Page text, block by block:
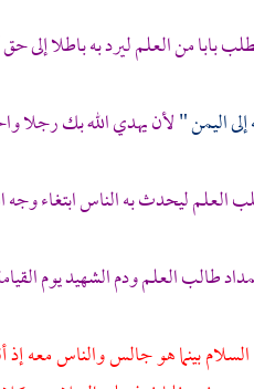
بابا من العلم ليرد به باطلا إلى
اليمن"لأن يهدي الله بك رجلا
العلم ليحدث به الناس ابتغاء وجه
طالب العلم ودم الشهيد يوم
السلام بينما هو جالس والناس معه